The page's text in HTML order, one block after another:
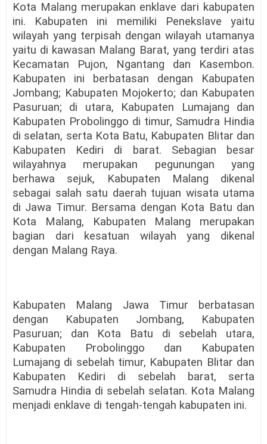
Kota Malang merupakan enklave dari kabupaten
ini. Kabupaten ini memiliki Penekslave yaitu
wilayah yang terpisah dengan wilayah utamanya
yaitu di kawasan Malang Barat, yang terdiri atas
Kecamatan Pujon, Ngantang dan Kasembon.
Kabupaten ini berbatasan dengan Kabupaten
Jombang; Kabupaten Mojokerto; dan Kabupaten
Pasuruan; di utara, Kabupaten Lumajang dan
Kabupaten Probolinggo di timur, Samudra Hindia
di selatan, serta Kota Batu, Kabupaten Blitar dan
Kabupaten Kediri di barat. Sebagian besar
wilayahnya merupakan pegunungan yang
berhawa sejuk, Kabupaten Malang dikenal
sebagai salah satu daerah tujuan wisata utama
di Jawa Timur. Bersama dengan Kota Batu dan
Kota Malang, Kabupaten Malang merupakan
bagian dari kesatuan wilayah yang dikenal
dengan Malang Raya.
Kabupaten Malang Jawa Timur berbatasan
dengan Kabupaten Jombang, Kabupaten
Pasuruan; dan Kota Batu di sebelah utara,
Kabupaten Probolinggo dan Kabupaten
Lumajang di sebelah timur, Kabupaten Blitar dan
Kabupaten Kediri di sebelah barat, serta
Samudra Hindia di sebelah selatan. Kota Malang
menjadi enklave di tengah-tengah kabupaten ini.